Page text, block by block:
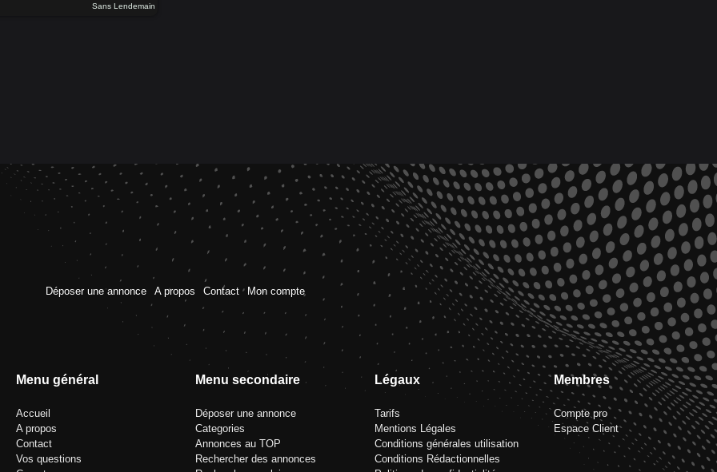
Sans Lendemain
Déposer une annonce A propos Contact Mon compte
Menu général
Accueil
A propos
Contact
Vos questions
Menu secondaire
Déposer une annonce
Categories
Annonces au TOP
Rechercher des annonces
Légaux
Tarifs
Mentions Légales
Conditions générales utilisation
Conditions Rédactionnelles
Membres
Compte pro
Espace Client